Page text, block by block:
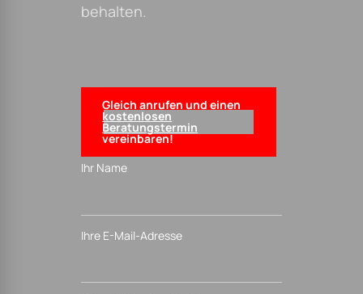
behalten.
Gleich anrufen und einen
kostenlosen
Beratungstermin
vereinbaren!
Ihr Name
Ihre E-Mail-Adresse